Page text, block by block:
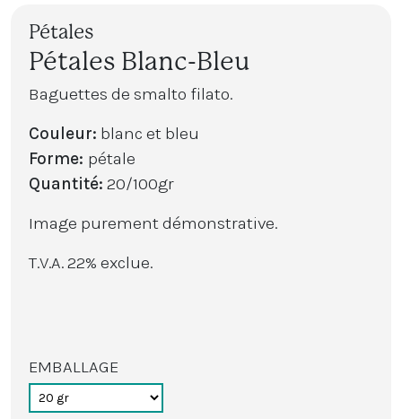
Pétales
Pétales Blanc-Bleu
Baguettes de smalto filato.
Couleur: blanc et bleu
Forme: pétale
Quantité: 20/100gr
Image purement démonstrative.
T.V.A. 22% exclue.
EMBALLAGE